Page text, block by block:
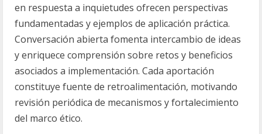
en respuesta a inquietudes ofrecen perspectivas
fundamentadas y ejemplos de aplicación práctica.
Conversación abierta fomenta intercambio de ideas
y enriquece comprensión sobre retos y beneficios
asociados a implementación. Cada aportación
constituye fuente de retroalimentación, motivando
revisión periódica de mecanismos y fortalecimiento
del marco ético.